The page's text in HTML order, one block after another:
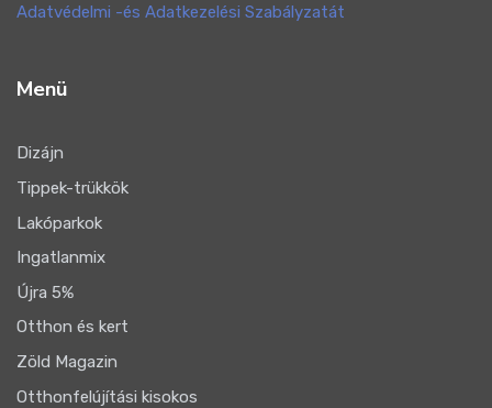
Adatvédelmi -és Adatkezelési Szabályzatát
Menü
Dizájn
Tippek-trükkök
Lakóparkok
Ingatlanmix
Újra 5%
Otthon és kert
Zöld Magazin
Otthonfelújítási kisokos